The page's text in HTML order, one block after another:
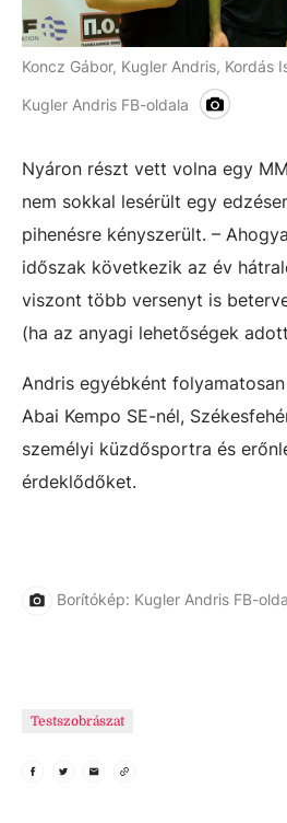
Koncz Gábor, Kugler Andris, Kordás
Kugler Andris FB-oldala
Nyáron részt vett volna egy
nem sokkal lesérült egy
pihenésre kényszerült. –
időszak következik az év
viszont több versenyt is
(ha az anyagi lehetőségek
Andris egyébként
Abai Kempo SE-nél,
személyi küzdősportra és
érdeklődőket.
Borítókép: Kugler Andris FB-
Testszobrászat